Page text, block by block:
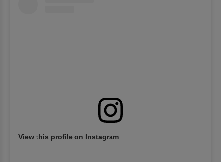
View this profile on Instagram